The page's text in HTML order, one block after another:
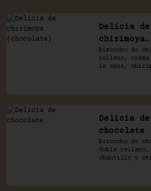
Delicia de
chirimoya
Bizcocho de
relleno,
la casa,
de merengue.
Delicia de
chocolate
Bizcocho de
doble relleno,
chantilly y